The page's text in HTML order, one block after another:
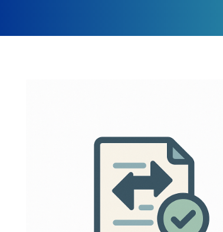
企業の課題解決をマニュアルから